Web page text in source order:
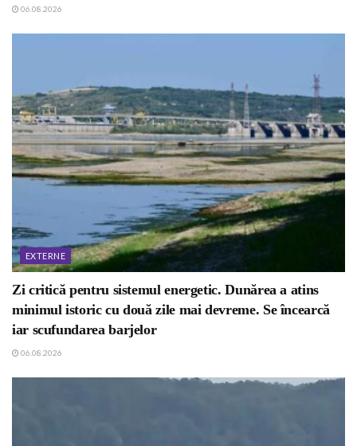
06.08.2026
EXTERNE
Zi critică pentru sistemul energetic. Dunărea a atins
minimul istoric cu două zile mai devreme. Se încearcă
iar scufundarea barjelor
06.08.2026